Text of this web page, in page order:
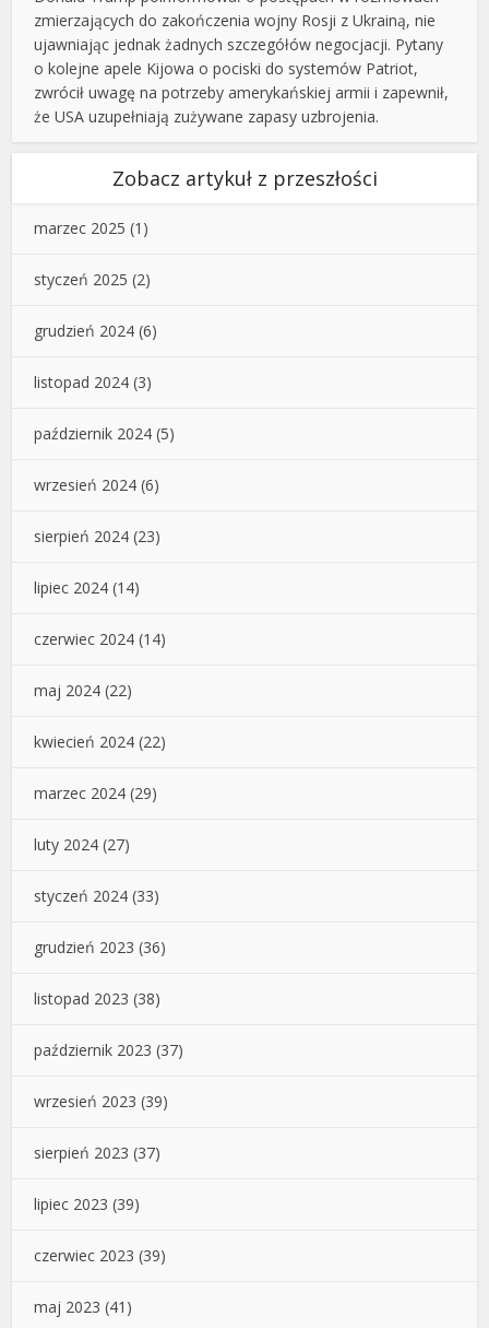
zmierzających do zakończenia wojny Rosji z Ukrainą, nie
ujawniając jednak żadnych szczegółów negocjacji. Pytany
o kolejne apele Kijowa o pociski do systemów Patriot,
zwrócił uwagę na potrzeby amerykańskiej armii i zapewnił,
że USA uzupełniają zużywane zapasy uzbrojenia.
Zobacz artykuł z przeszłości
marzec 2025 (1)
styczeń 2025 (2)
grudzień 2024 (6)
listopad 2024 (3)
październik 2024 (5)
wrzesień 2024 (6)
sierpień 2024 (23)
lipiec 2024 (14)
czerwiec 2024 (14)
maj 2024 (22)
kwiecień 2024 (22)
marzec 2024 (29)
luty 2024 (27)
styczeń 2024 (33)
grudzień 2023 (36)
listopad 2023 (38)
październik 2023 (37)
wrzesień 2023 (39)
sierpień 2023 (37)
lipiec 2023 (39)
czerwiec 2023 (39)
maj 2023 (41)